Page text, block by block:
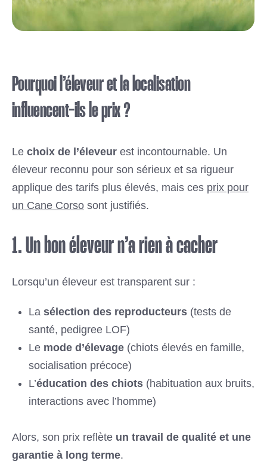
Pourquoi l’éleveur et la localisation
influencent-ils le prix ?
Le choix de l’éleveur est incontournable. Un
éleveur reconnu pour son sérieux et sa rigueur
applique des tarifs plus élevés, mais ces prix pour
un Cane Corso sont justifiés.
1. Un bon éleveur n’a rien à cacher
Lorsqu’un éleveur est transparent sur :
La sélection des reproducteurs (tests de
santé, pedigree LOF)
Le mode d’élevage (chiots élevés en famille,
socialisation précoce)
L’éducation des chiots (habituation aux bruits,
interactions avec l’homme)
Alors, son prix reflète un travail de qualité et une
garantie à long terme.